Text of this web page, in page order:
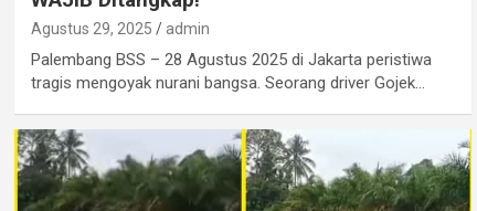
Agustus 29, 2025 admin
Palembang BSS – 28 Agustus 2025 di Jakarta peristiwa
tragis mengoyak nurani bangsa. Seorang driver Gojek…